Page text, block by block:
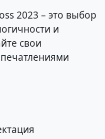
2023 – это выбор
и
свои